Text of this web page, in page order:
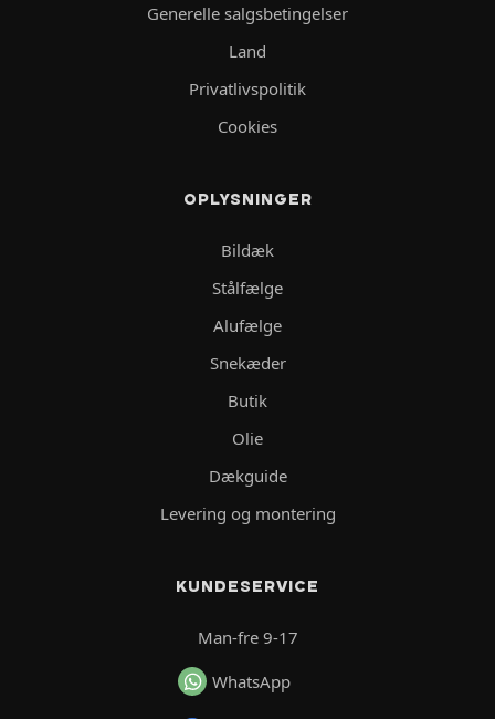
Generelle salgsbetingelser
Land
Privatlivspolitik
Cookies
OPLYSNINGER
Bildæk
Stålfælge
Alufælge
Snekæder
Butik
Olie
Dækguide
Levering og montering
KUNDESERVICE
Man-fre 9-17
WhatsApp